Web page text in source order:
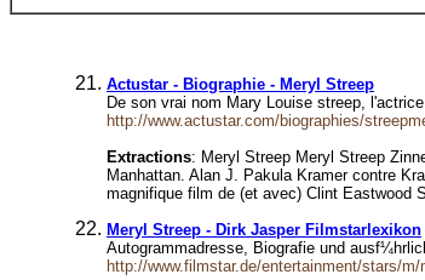
Actustar - Biographie - Meryl Streep
De son vrai nom Mary Louise streep,
http://www.actustar.com/biographies/
Extractions: Meryl Streep Meryl Streep
Manhattan. Alan J. Pakula Kramer contre
magnifique film de (et avec) Clint Eastwood
Meryl Streep - Dirk Jasper Filmstarlexikon
Autogrammadresse, Biografie und
http://www.filmstar.de/entertainment/stars/m/